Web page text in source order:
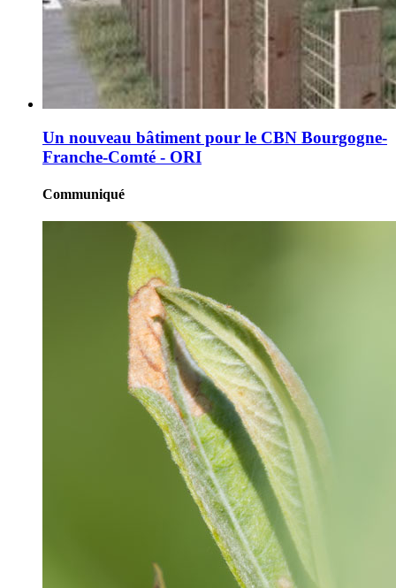
Un nouveau bâtiment pour le CBN Bourgogne-
Franche-Comté - ORI
Communiqué